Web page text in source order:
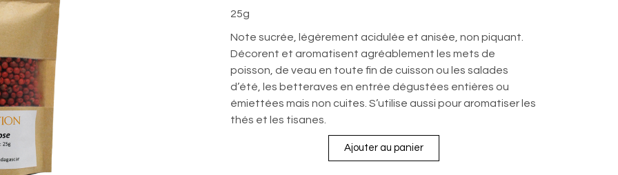
25g
Note sucrée, légèrement acidulée et anisée, non piquant.
Décorent et aromatisent agréablement les mets de
poisson, de veau en toute fin de cuisson ou les salades
d’été, les betteraves en entrée dégustées entières ou
émiettées mais non cuites. S’utilise aussi pour aromatiser les
thés et les tisanes.
Ajouter au panier